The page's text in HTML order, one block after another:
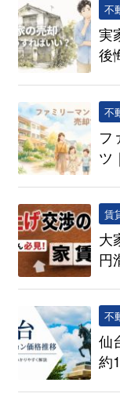
不
実
後
不
フ
ツ
賃
大
円
不
仙
約